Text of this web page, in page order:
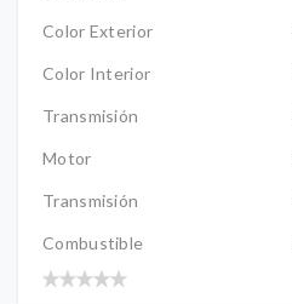
Color Exterior
Color Interior
Transmisión
Motor
Transmisión
Combustible